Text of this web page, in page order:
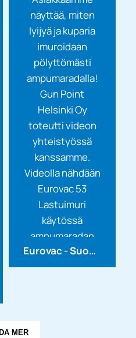
näyttää, miten
lyijyä ja kuparia
imuroidaan
pölyttömästi
ampumaradalla!
Gun Point
Helsinki Oy
toteutti videon
yhteistyössä
kanssamme.
Videolla nähdään
Eurovac 53
Lastuimuri
käytössä
ampumaradan
luotiloukkujen
tyhjennyksessä...
Eurovac - Suomen Imurikeskus Oy
MER